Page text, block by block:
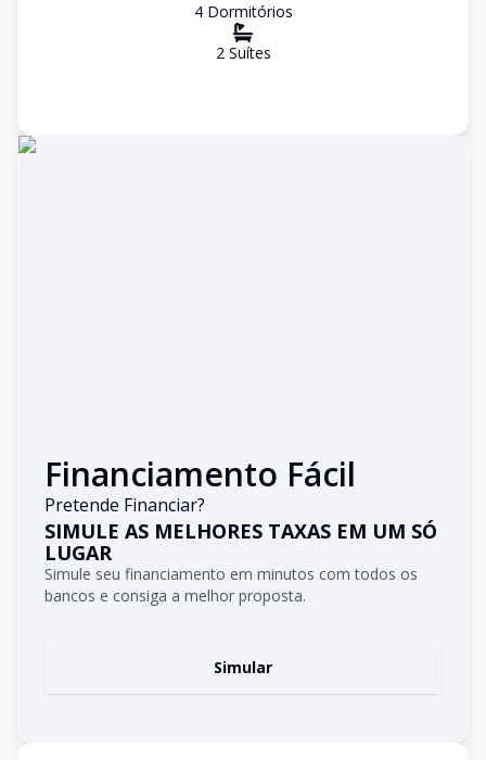
4Dormitórios
2Suítes
Financiamento Fácil
Pretende Financiar?
SIMULE AS MELHORES TAXAS EM UM SÓ
LUGAR
Simule seu financiamento em minutos com todos os
bancos e consiga a melhor proposta.
Simular